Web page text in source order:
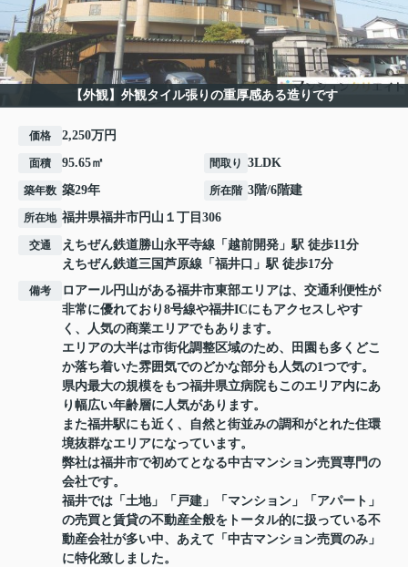
【外観】外観タイル張りの重厚感ある造りです
価格 2,250万円
面積 95.65㎡ 間取り 3LDK
築年数 築29年 所在階 3階/6階建
所在地 福井県福井市 円山 １丁目306
交通 えちぜん鉄道勝山永平寺線 「 越前開発 」駅 徒歩11分
えちぜん鉄道三国芦原線 「 福井口 」駅 徒歩17分
備考
ロアール円山がある福井市東部エリアは、交通利便性が
非常に優れており8号線や福井ICにもアクセスしやす
く、人気の商業エリアでもあります。
エリアの大半は市街化調整区域のため、田園も多くどこ
か落ち着いた雰囲気でのどかな部分も人気の1つです。
県内最大の規模をもつ福井県立病院もこのエリア内にあ
り幅広い年齢層に人気があります。
また福井駅にも近く、自然と街並みの調和がとれた住環
境抜群なエリアになっています。
弊社は福井市で初めてとなる中古マンション売買専門の
会社です。
福井では「土地」「戸建」「マンション」「アパート」
の売買と賃貸の不動産全般をトータル的に扱っている不
動産会社が多い中、あえて「中古マンション売買のみ」
に特化致しました。